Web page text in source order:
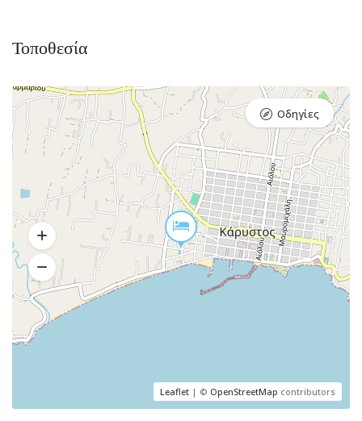
Τοποθεσία
Leaflet | © OpenStreetMap contributors
Οδηγίες